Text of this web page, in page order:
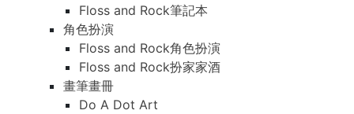
Floss and Rock筆記本
角色扮演
Floss and Rock角色扮演
Floss and Rock扮家家酒
畫筆畫冊
Do A Dot Art